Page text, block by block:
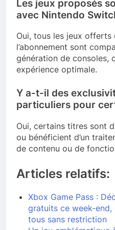
Les jeux proposés
avec Nintendo
Oui, tous les jeux offerts
l’abonnement sont
génération de consoles,
expérience optimale.
Y a-t-il des
particuliers pour
Oui, certains titres sont
ou bénéficient d’un
de contenu ou de
Articles relatifs:
Xbox Game Pass :
gratuits ce week-end,
tous sans restriction